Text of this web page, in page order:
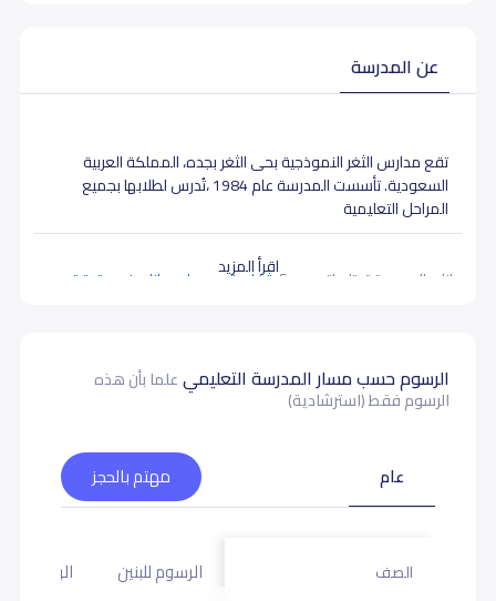
عن المدرسة
اقرأ المزيد
تقع مدارس الثغر النموذجية بحى الثغر بجده، المملكة العربية
السعودية. تأسست المدرسة عام 1984 ،تُدرس لطلابها بجميع
المراحل التعليمية
بيانات المدرسة تحتاج لتصحيح ؟شارك بتصحيح اي بيانات غير دقيقة
الرسوم حسب مسار المدرسة التعليميعلما بأن هذه
الرسوم فقط (استرشادية)
عام مهتم بالحجز
الصف الرسوم للبنين الرسوم